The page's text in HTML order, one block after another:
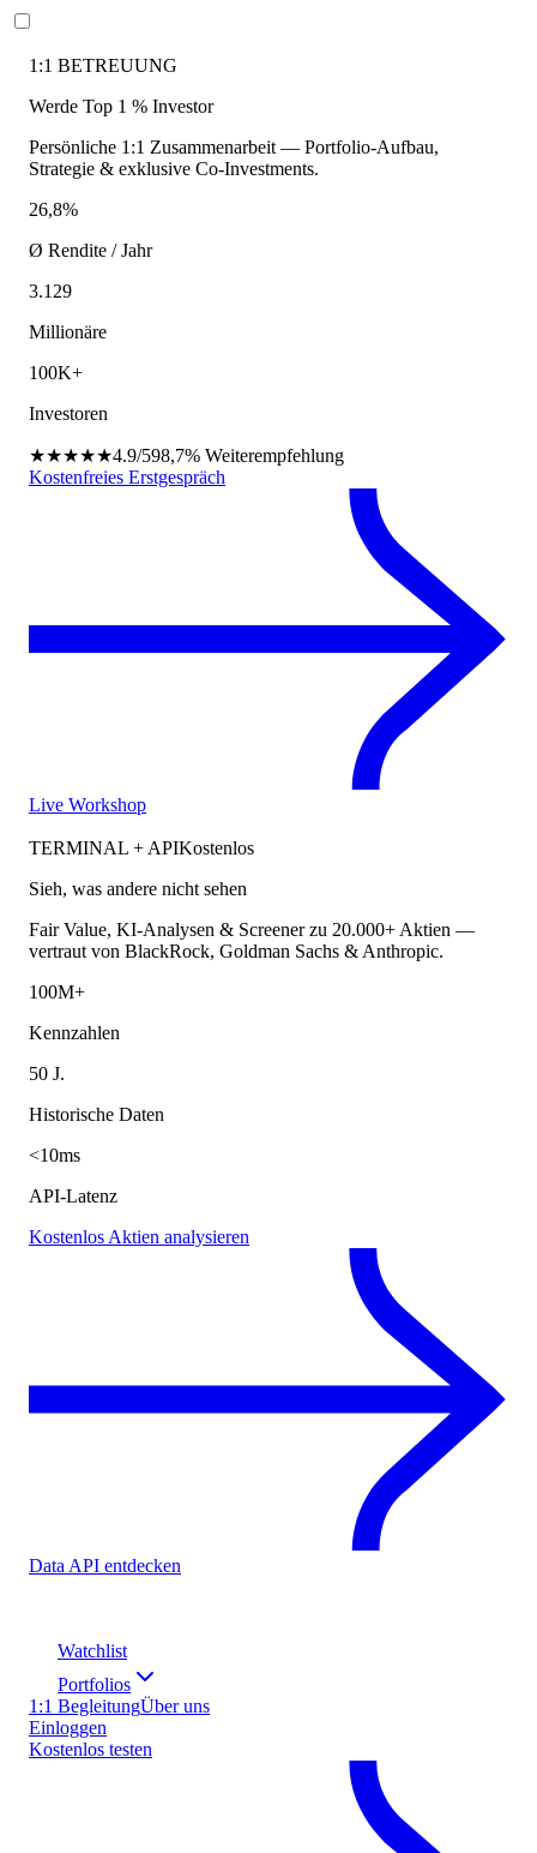
1:1 BETREUUNG
Werde Top 1 % Investor
Persönliche 1:1 Zusammenarbeit — Portfolio-Aufbau,
Strategie & exklusive Co-Investments.
26,8%
Ø Rendite / Jahr
3.129
Millionäre
100K+
Investoren
★★★★★4.9/598,7% Weiterempfehlung
Kostenfreies Erstgespräch
Live Workshop
TERMINAL + APIKostenlos
Sieh, was andere nicht sehen
Fair Value, KI-Analysen & Screener zu 20.000+ Aktien —
vertraut von BlackRock, Goldman Sachs & Anthropic.
100M+
Kennzahlen
50 J.
Historische Daten
<10ms
API-Latenz
Kostenlos Aktien analysieren
Data API entdecken
Watchlist
Portfolios
1:1 BegleitungÜber uns
Einloggen
Kostenlos testen